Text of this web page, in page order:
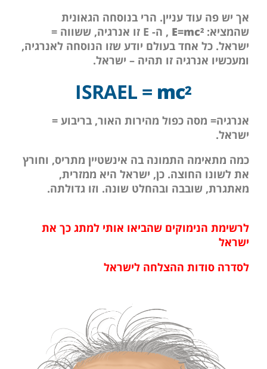
אך יש פה עוד עניין. הרי בנוסחה הגאונית
שהמציא: E=mc2
,
ה- E זו אנרגיה, ששווה =
ישראל. כל אחד בעולם יודע שזו הנוסחה לאנרגיה,
ומעכשיו אנרגיה זו תהיה – ישראל.
ISRAEL = mc2
אנרגיה= מסה כפול מהירות האור, בריבוע =
ישראל.
כמה מתאימה התמונה בה אינשטיין מתריס, וחורץ
את לשונו החוצה. כן, ישראל היא ממזרית,
מאתגרת, שובבה ובהחלט שונה. וזו גדולתה.
לרשימת הנימוקים שהביאו אותי למתג כך את
ישראל
לסדרה סודות ההצלחה לישראל